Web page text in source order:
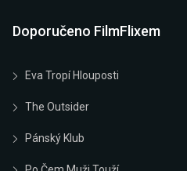
Doporučeno FilmFlixem
Eva Tropí Hlouposti
The Outsider
Pánský Klub